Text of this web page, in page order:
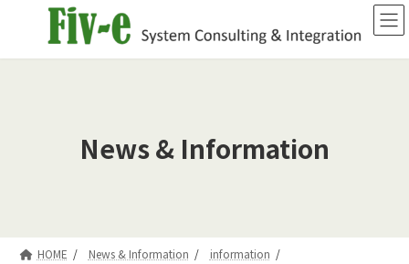
ン
ー
News & Information
HOME News & Information
information